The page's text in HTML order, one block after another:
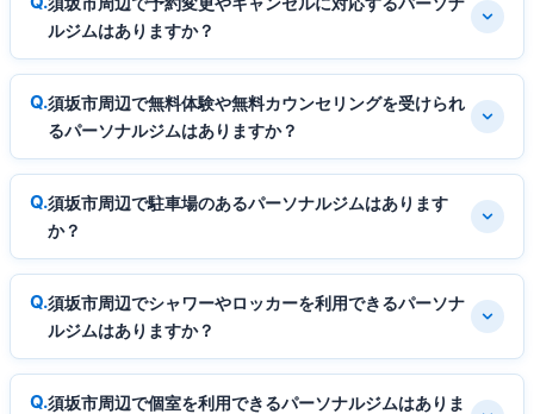
ルジムはありますか？
須坂市周辺で無料体験や無料カウンセリングを受けられ
るパーソナルジムはありますか？
須坂市周辺で駐車場のあるパーソナルジムはあります
か？
須坂市周辺でシャワーやロッカーを利用できるパーソナ
ルジムはありますか？
須坂市周辺で個室を利用できるパーソナルジムはありま